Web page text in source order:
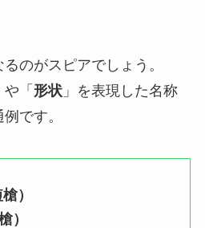
のがスピアでしょう。
や「 形状」を表現した名称
です。
）
）